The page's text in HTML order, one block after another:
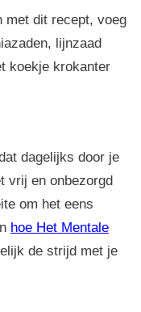
met dit recept, voeg
lijnzaad
koekje krokanter
dagelijks door je
vrij en onbezorgd
om het eens
hoe Het Mentale
de strijd met je